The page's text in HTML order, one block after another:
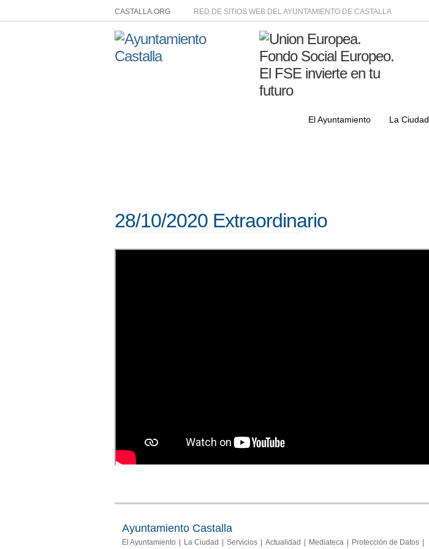
CASTALLA.ORG RED DE SITIOS WEB DEL AYUNTAMIENTO DE CASTALLA
El Ayuntamiento La Ciudad
28/10/2020 Extraordinario
Ayuntamiento Castalla
El Ayuntamiento La Ciudad Servicios Actualidad Mediateca Protección de Datos